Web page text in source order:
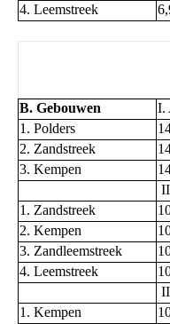
4. Leemstreek
B. Gebouwen
I.
1. Polders
2. Zandstreek
3. Kempen
1. Zandstreek
2. Kempen
3. Zandleemstreek
4. Leemstreek
1. Kempen